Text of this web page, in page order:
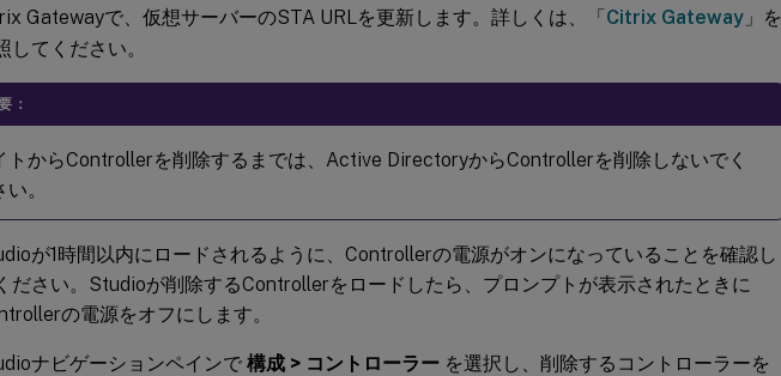
Gatewayで、仮想サーバーのSTA URLを更新します。詳しくは、「Citrix Gateway 」を
してください。
：
トからControllerを削除するまでは、Active DirectoryからControllerを削除しないでく
。
が1時間以内にロードされるように、Controllerの電源がオンになっていることを確認し
ださい。Studioが削除するControllerをロードしたら、プロンプトが表示されたときに
の電源をオフにします。
ナビゲーションペインで 構成 > コントローラー を選択し、削除するコントローラーを